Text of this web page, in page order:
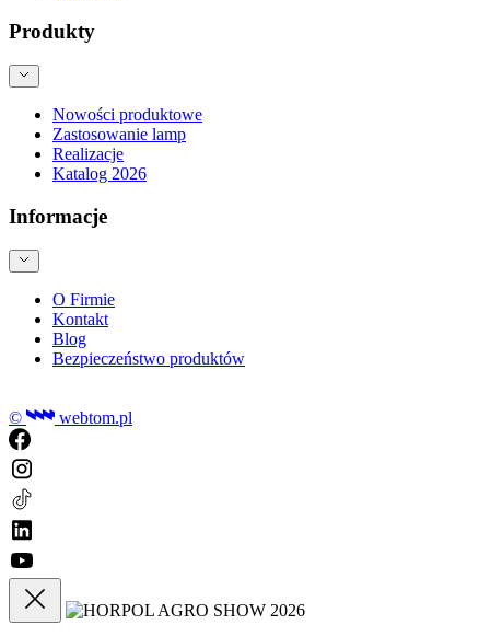
Produkty
Nowości produktowe
Zastosowanie lamp
Realizacje
Katalog 2026
Informacje
O Firmie
Kontakt
Blog
Bezpieczeństwo produktów
© webtom.pl